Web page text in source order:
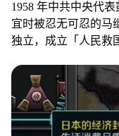
1958 年中共中央代
宜时被忍无可忍的马
独立，成立「人民救